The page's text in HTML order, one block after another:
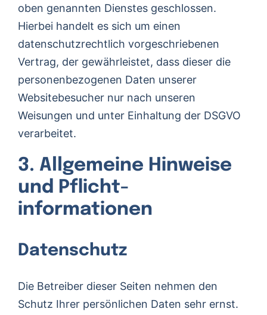
oben genannten Dienstes geschlossen.
Hierbei handelt es sich um einen
datenschutzrechtlich vorgeschriebenen
Vertrag, der gewährleistet, dass dieser die
personenbezogenen Daten unserer
Websitebesucher nur nach unseren
Weisungen und unter Einhaltung der DSGVO
verarbeitet.
3. Allgemeine Hinweise
und Pflicht­
informationen
Datenschutz
Die Betreiber dieser Seiten nehmen den
Schutz Ihrer persönlichen Daten sehr ernst.